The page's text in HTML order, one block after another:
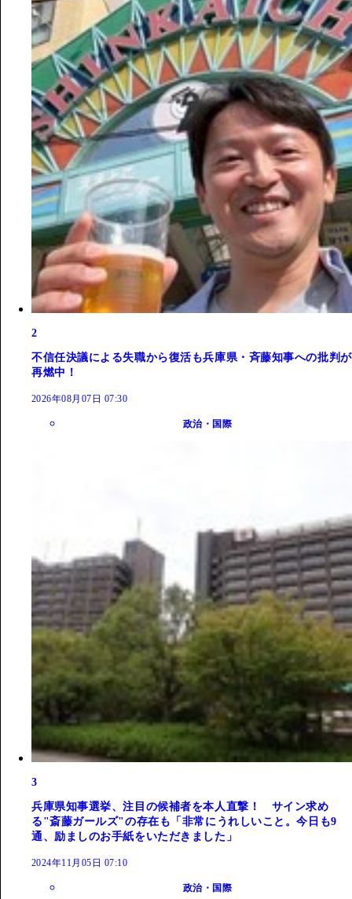
2
不信任決議による失職から復活も兵庫県・斉藤知事への批判が
再燃中！
2026年08月07日 07:30
政治・国際
3
兵庫県知事選挙、注目の候補者を本人直撃！ サイン求め
る"斎藤ガールズ"の存在も「非常にうれしいこと。今日も9
通、励ましのお手紙をいただきました」
2024年11月05日 07:10
政治・国際